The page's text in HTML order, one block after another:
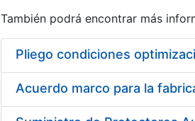
También podrá encontrar más
Pliego condiciones
Acuerdo marco para la